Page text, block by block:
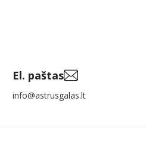
El. paštas
info@astrusgalas.lt